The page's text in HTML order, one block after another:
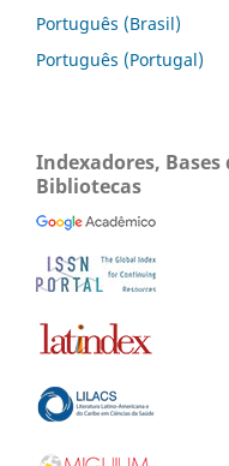
Português (Brasil)
Português (Portugal)
Indexadores, Bases
Bibliotecas